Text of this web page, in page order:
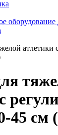
атлетики
45 см